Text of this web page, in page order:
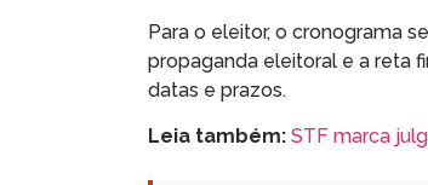
Para o eleitor, o cronograma
propaganda eleitoral e a reta
datas e prazos.
Leia também: STF marca